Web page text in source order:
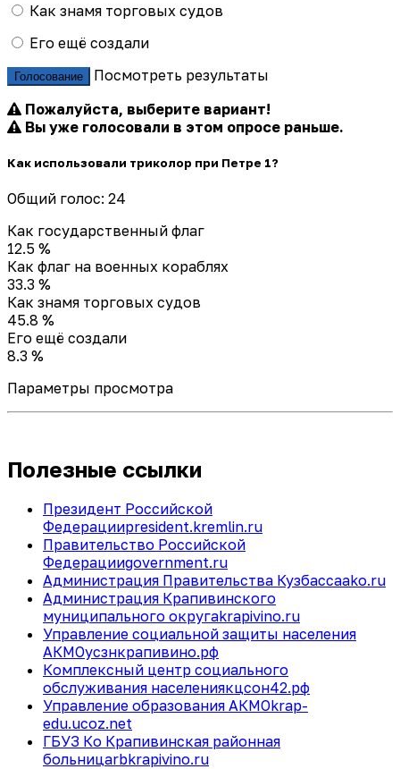
Как знамя торговых судов
Его ещё создали
Голосование
Посмотреть результаты
Пожалуйста, выберите вариант!
Вы уже голосовали в этом опросе раньше.
Как использовали триколор при Петре 1?
Общий голос: 24
Как государственный флаг
12.5 %
Как флаг на военных кораблях
33.3 %
Как знамя торговых судов
45.8 %
Его ещё создали
8.3 %
Параметры просмотра
Полезные ссылки
Президент Российской
Федерацииpresident.kremlin.ru
Правительство Российской
Федерацииgovernment.ru
Администрация Правительства Кузбассаako.ru
Администрация Крапивинского
муниципального округаkrapivino.ru
Управление социальной защиты населения
АКМОусзнкрапивино.рф
Комплексный центр социального
обслуживания населениякцсон42.рф
Управление образования АКМОkrap-
edu.ucoz.net
ГБУЗ Ко Крапивинская районная
больницаrbkrapivino.ru